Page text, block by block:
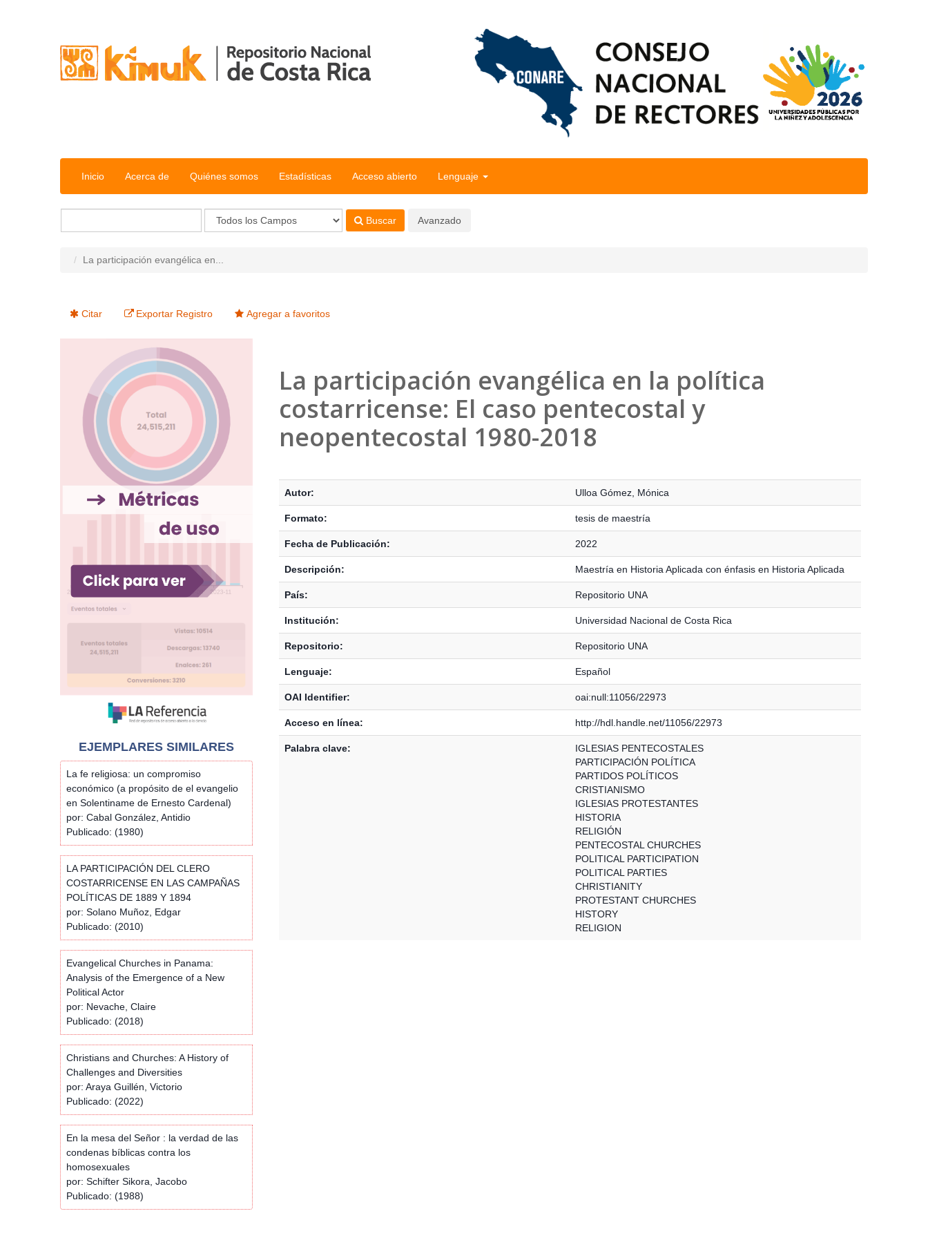
Inicio Acerca de Quiénes somos Estadísticas Acceso abierto Lenguaje
Buscar Avanzado
La participación evangélica en...
Citar Exportar Registro Agregar a favoritos
La participación evangélica en la política
costarricense: El caso pentecostal y
neopentecostal 1980-2018
Autor: Ulloa Gómez, Mónica
Formato: tesis de maestría
Fecha de Publicación: 2022
Descripción: Maestría en Historia Aplicada con énfasis en Historia Aplicada
País: Repositorio UNA
Institución: Universidad Nacional de Costa Rica
Repositorio: Repositorio UNA
Lenguaje: Español
OAI Identifier: oai:null:11056/22973
Acceso en línea: http://hdl.handle.net/11056/22973
Palabra clave:
IGLESIAS PENTECOSTALES
PARTICIPACIÓN POLÍTICA
PARTIDOS POLÍTICOS
CRISTIANISMO
IGLESIAS PROTESTANTES
HISTORIA
RELIGIÓN
PENTECOSTAL CHURCHES
POLITICAL PARTICIPATION
POLITICAL PARTIES
CHRISTIANITY
PROTESTANT CHURCHES
HISTORY
RELIGION
EJEMPLARES SIMILARES
La fe religiosa: un compromiso
económico (a propósito de el evangelio
en Solentiname de Ernesto Cardenal)
por: Cabal González, Antidio
Publicado: (1980)
LA PARTICIPACIÓN DEL CLERO
COSTARRICENSE EN LAS CAMPAÑAS
POLÍTICAS DE 1889 Y 1894
por: Solano Muñoz, Edgar
Publicado: (2010)
Evangelical Churches in Panama:
Analysis of the Emergence of a New
Political Actor
por: Nevache, Claire
Publicado: (2018)
Christians and Churches: A History of
Challenges and Diversities
por: Araya Guillén, Victorio
Publicado: (2022)
En la mesa del Señor : la verdad de las
condenas bíblicas contra los
homosexuales
por: Schifter Sikora, Jacobo
Publicado: (1988)